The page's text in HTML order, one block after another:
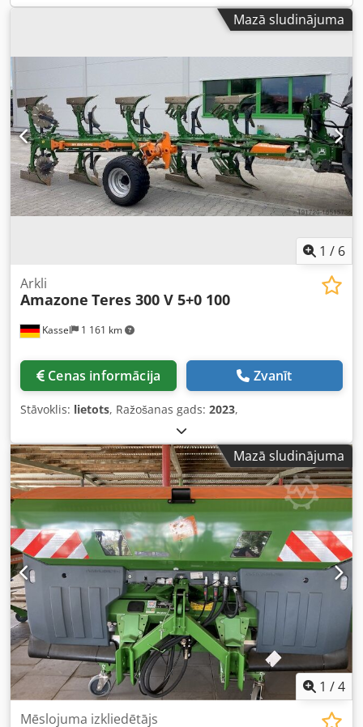
Mazā sludinājuma
1 / 6
Kassel 1 161 km
Arkli
Amazone Teres 300 V 5+0 100
Cenas informācija Zvanīt
Stāvoklis: lietots, Ražošanas gads: 2023,
Mazā sludinājuma
1 /4
Mēslojuma izkliedētājs